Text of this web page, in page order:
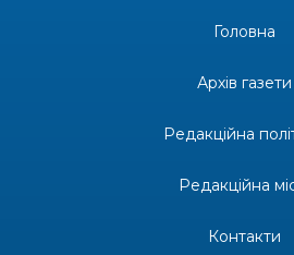
Одна з найяскравіших
Бахмутських медичних
професійним святом
Головна
Архів газети
Редакційна
Редакційна
Контакти